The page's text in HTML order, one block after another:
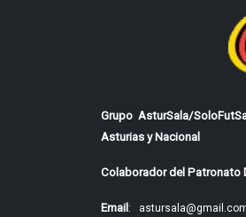
Grupo AsturSala/
Asturias y Nacional
Colaborador del Patronato
Email :